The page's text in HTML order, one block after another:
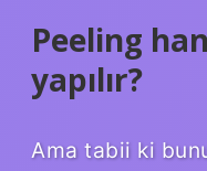
Peeling
yapılır?
Ama tabii ki